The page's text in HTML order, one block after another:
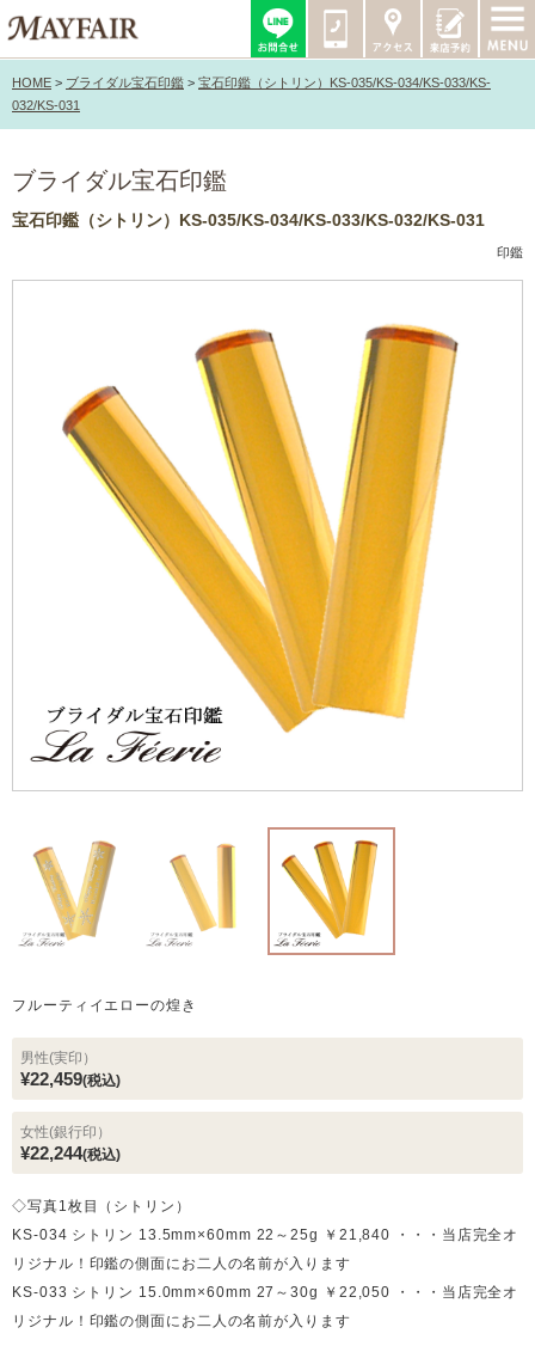
HOME > ブライダル宝石印鑑 > 宝石印鑑（シトリン）KS-035/KS-034/KS-033/KS-
032/KS-031
ブライダル宝石印鑑
宝石印鑑（シトリン）KS-035/KS-034/KS-033/KS-032/KS-031
印鑑
フルーティイエローの煌き
男性(実印）
¥22,459(税込)
女性(銀行印）
¥22,244(税込)
◇写真1枚目（シトリン）
KS-034 シトリン 13.5mm×60mm 22～25g ￥21,840 ・・・当店完全オ
リジナル！印鑑の側面にお二人の名前が入ります
KS-033 シトリン 15.0mm×60mm 27～30g ￥22,050 ・・・当店完全オ
リジナル！印鑑の側面にお二人の名前が入ります